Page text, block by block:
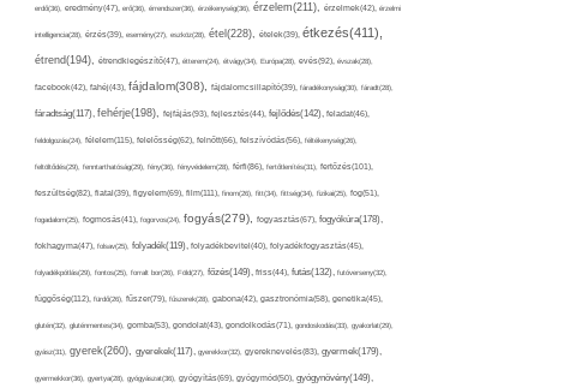
erdő(36), eredmény(47), erő(36), érrendszer(36), érzékenység(36), érzelem(211), érzelmek(42), érzelmi
intelligencia(28), érzés(39), esemény(27), eszköz(28), étel(228), ételek(39), étkezés(411),
étrend(194), étrendkiegészítő(47), étterem(24), étvágy(34), Európa(28), evés(92), évszak(28),
facebook(42), fahéj(43), fájdalom(308), fájdalomcsillapító(39), fáradékonyság(30), fáradt(28),
fáradtság(117), fehérje(198), fejfájás(93), fejlesztés(44), fejlődés(142), feladat(46),
feldolgozás(24), félelem(115), felelősség(62), felnőtt(66), felszívódás(56), féltékenység(26),
feltöltődés(29), fenntarthatóság(29), fény(36), fényvédelem(28), férfi(86), fertőtlenítés(31), fertőzés(101),
feszültség(82), fiatal(39), figyelem(69), film(111), finom(26), fitt(34), fittség(34), fizikai(25), fog(51),
fogadalom(25), fogmosás(41), fogorvos(24), fogyás(279), fogyasztás(67), fogyókúra(178),
fokhagyma(47), folsav(25), folyadék(119), folyadékbevitel(40), folyadékfogyasztás(45),
folyadékpótlás(29), fontos(25), forralt bor(26), Föld(27), főzés(149), friss(44), futás(132), futóverseny(32),
függőség(112), fürdő(26), fűszer(79), fűszerek(28), gabona(42), gasztronómia(58), genetika(45),
glutén(32), gluténmentes(34), gomba(53), gondolat(43), gondolkodás(71), gondoskodás(33), gyakorlat(29),
gyász(31), gyerek(260), gyerekek(117), gyerekkor(32), gyereknevelés(83), gyermek(179),
gyermekkor(36), gyertya(28), gyógyászat(36), gyógyítás(69), gyógymód(50), gyógynövény(149),